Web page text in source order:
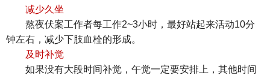
减少久坐
熬夜伏案工作者每工作2~3小时，最好站起来活动10分
钟左右，减少下肢血栓的形成。
及时补觉
如果没有大段时间补觉，午觉一定要安排上，其他时间